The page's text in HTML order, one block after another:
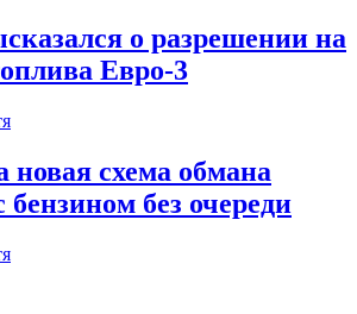
о разрешении на
Евро-3
новая схема обмана
бензином без очереди